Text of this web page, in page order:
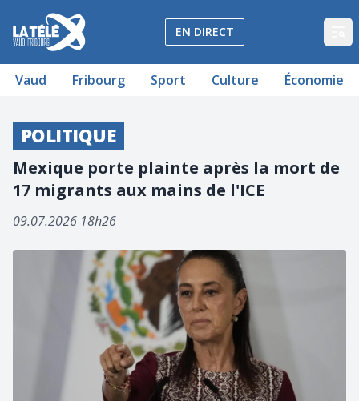
La Télé - Télévision régionale Vaud et Fribourg
EN DIRECT
Vaud Fribourg Sport Culture Économie
POLITIQUE
Mexique porte plainte après la mort de
17 migrants aux mains de l'ICE
09.07.2026 18h26